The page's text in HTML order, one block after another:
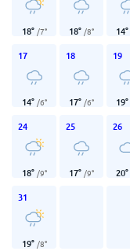
18° /7° 18° /8° 14°
17
14° /6°
18
17° /6°
19
19°
24
18° /9°
25
17° /9°
26
20°
31
19° /8°